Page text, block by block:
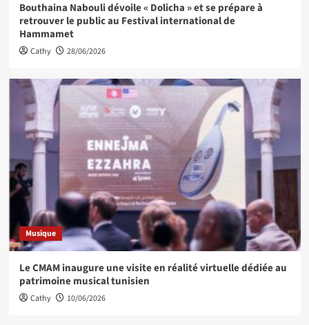
Bouthaina Nabouli dévoile « Dolicha » et se prépare à
retrouver le public au Festival international de
Hammamet
Cathy 28/06/2026
Musique
Le CMAM inaugure une visite en réalité virtuelle dédiée au
patrimoine musical tunisien
Cathy 10/06/2026